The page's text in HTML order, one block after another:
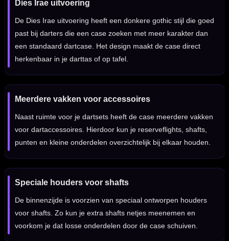
Dies Irae uitvoering
De Dies Irae uitvoering heeft een donkere gothic stijl die goed
past bij darters die een case zoeken met meer karakter dan
een standaard dartcase. Het design maakt de case direct
herkenbaar in je darttas of op tafel.
Meerdere vakken voor accessoires
Naast ruimte voor je dartsets heeft de case meerdere vakken
voor dartaccessoires. Hierdoor kun je reserveflights, shafts,
punten en kleine onderdelen overzichtelijk bij elkaar houden.
Speciale houders voor shafts
De binnenzijde is voorzien van speciaal ontworpen houders
voor shafts. Zo kun je extra shafts netjes meenemen en
voorkom je dat losse onderdelen door de case schuiven.